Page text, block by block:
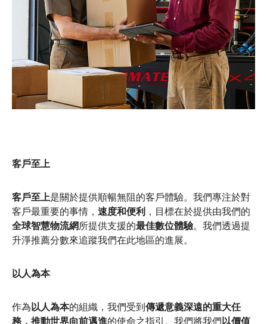
客戶至上
客戶至上是關於提供順暢無阻的客戶體驗。我們專注於對
客戶最重要的事情， 速度和便利 ，目標在於提供由我們的
全球智慧物流網所提供支援的最佳數位體驗。我們透過提
升淨推薦分數來追蹤我們在此地區的進展。
以人為本
作為 以人為本的組織，我們受到傳遞意義深遠的重大任
務，推動世界向前邁進的使命之指引。我們將我們 以價值